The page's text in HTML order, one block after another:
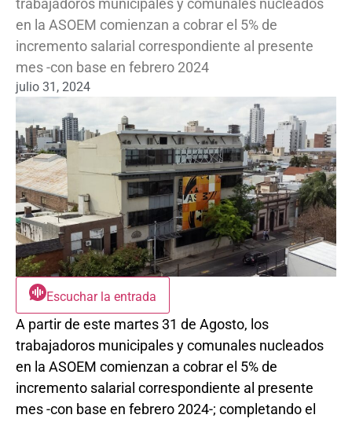
trabajadoros municipales y comunales nucleados
en la ASOEM comienzan a cobrar el 5% de
incremento salarial correspondiente al presente
mes -con base en febrero 2024
julio 31, 2024
Escuchar la entrada
A partir de este martes 31 de Agosto, los
trabajadoros municipales y comunales nucleados
en la ASOEM comienzan a cobrar el 5% de
incremento salarial correspondiente al presente
mes -con base en febrero 2024-; completando el